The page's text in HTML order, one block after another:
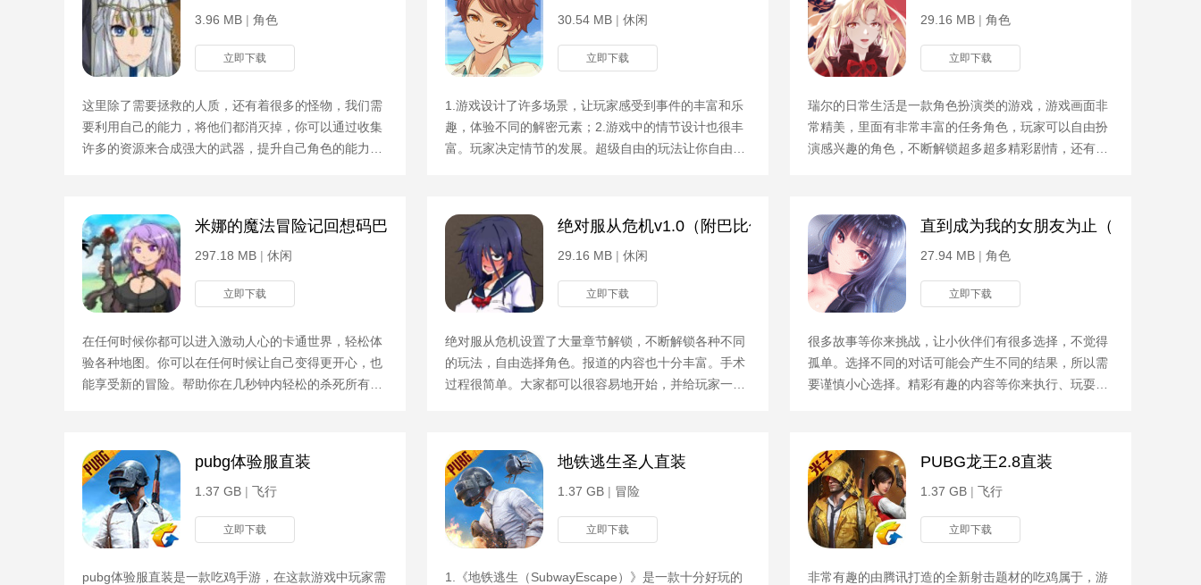
3.96 MB | 角色
立即下载
这里除了需要拯救的人质，还有着很多的怪物，我们需
要利用自己的能力，将他们都消灭掉，你可以通过收集
许多的资源来合成强大的武器，提升自己角色的能力。
30.54 MB | 休闲
立即下载
1.游戏设计了许多场景，让玩家感受到事件的丰富和乐
趣，体验不同的解密元素；2.游戏中的情节设计也很丰
富。玩家决定情节的发展。超级自由的玩法让你自由选
29.16 MB | 角色
立即下载
瑞尔的日常生活是一款角色扮演类的游戏，游戏画面非
常精美，里面有非常丰富的任务角色，玩家可以自由扮
演感兴趣的角色，不断解锁超多超多精彩剧情，还有各
米娜的魔法冒险记回想码巴比伦
297.18 MB | 休闲
立即下载
在任何时候你都可以进入激动人心的卡通世界，轻松体
验各种地图。你可以在任何时候让自己变得更开心，也
能享受新的冒险。帮助你在几秒钟内轻松的杀死所有怪
绝对服从危机v1.0（附巴比伦作弊码）
29.16 MB | 休闲
立即下载
绝对服从危机设置了大量章节解锁，不断解锁各种不同
的玩法，自由选择角色。报道的内容也十分丰富。手术
过程很简单。大家都可以很容易地开始，并给玩家一个
直到成为我的女朋友为止（附巴比伦作
27.94 MB | 角色
立即下载
很多故事等你来挑战，让小伙伴们有很多选择，不觉得
孤单。选择不同的对话可能会产生不同的结果，所以需
要谨慎小心选择。精彩有趣的内容等你来执行、玩耍、
pubg体验服直装
1.37 GB | 飞行
立即下载
pubg体验服直装是一款吃鸡手游，在这款游戏中玩家需
地铁逃生圣人直装
1.37 GB | 冒险
立即下载
1.《地铁逃生（SubwayEscape）》是一款十分好玩的
PUBG龙王2.8直装
1.37 GB | 飞行
立即下载
非常有趣的由腾讯打造的全新射击题材的吃鸡属于，游